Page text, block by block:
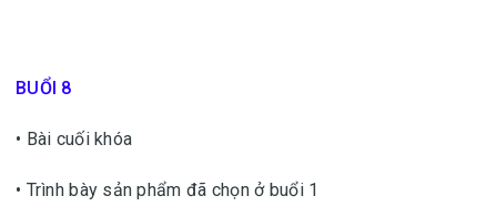
BUỔI 8
• Bài cuối khóa
• Trình bày sản phẩm đã chọn ở buổi 1